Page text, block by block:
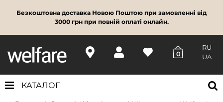
Безкоштовна доставка Новою Поштою при замовленні від
3000 грн при повній оплаті онлайн.
0
RU
UA
КАТАЛОГ